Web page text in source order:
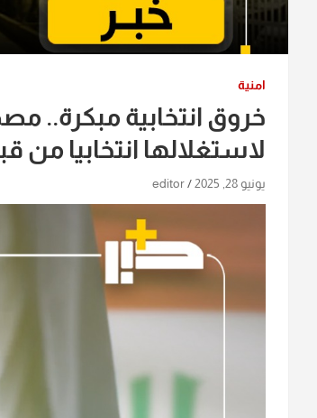
امنية
خروق انتخابية مبكرة..
لاستغلالها انتخابيا
يونيو 28, 2025 editor